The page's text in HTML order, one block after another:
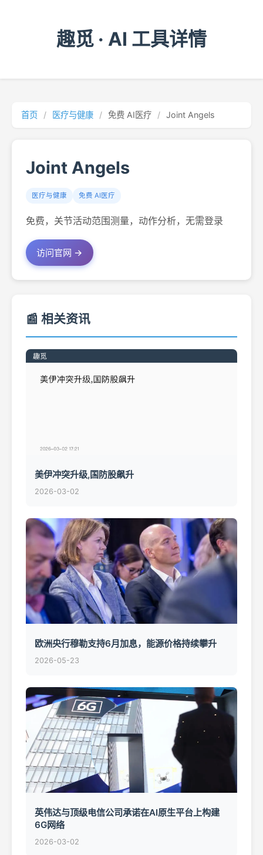
趣觅 · AI 工具详情
首页 / 医疗与健康 / 免费 AI医疗 / Joint Angels
Joint Angels
医疗与健康 免费 AI医疗
免费，关节活动范围测量，动作分析，无需登录
访问官网 →
📰 相关资讯
美伊冲突升级,国防股飙升
2026-03-02
欧洲央行穆勒支持6月加息，能源价格持续攀升
2026-05-23
英伟达与顶级电信公司承诺在AI原生平台上构建
6G网络
2026-03-02